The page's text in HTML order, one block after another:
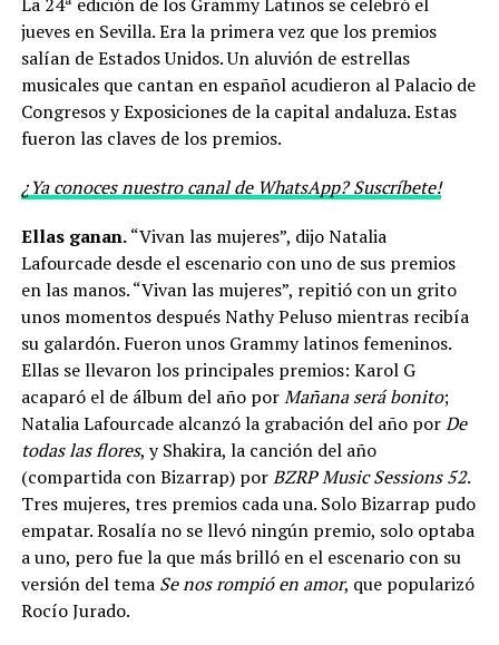
jueves en Sevilla. Era la primera vez que los premios
salían de Estados Unidos. Un aluvión de estrellas
musicales que cantan en español acudieron al Palacio de
Congresos y Exposiciones de la capital andaluza. Estas
fueron las claves de los premios.
¿Ya conoces nuestro canal de WhatsApp? Suscríbete!
Ellas ganan.“Vivan las mujeres”, dijo Natalia
Lafourcade desde el escenario con uno de sus premios
en las manos. “Vivan las mujeres”, repitió con un grito
unos momentos después Nathy Peluso mientras recibía
su galardón. Fueron unos Grammy latinos femeninos.
Ellas se llevaron los principales premios: Karol G
acaparó el de álbum del año porMañana será bonito;
Natalia Lafourcade alcanzó la grabación del año porDe
todas las flores, y Shakira, la canción del año
(compartida con Bizarrap) porBZRP Music Sessions 52.
Tres mujeres, tres premios cada una. Solo Bizarrap pudo
empatar. Rosalía no se llevó ningún premio, solo optaba
a uno, pero fue la que más brilló en el escenario con su
versión del tema Se nos rompió en amor, que popularizó
Rocío Jurado.